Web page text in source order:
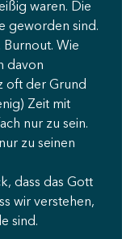
waren. Die
geworden sind.
Burnout. Wie
davon
oft der Grund
Zeit mit
nur zu sein.
zu seinen
dass das Gott
wir verstehen,
sind.